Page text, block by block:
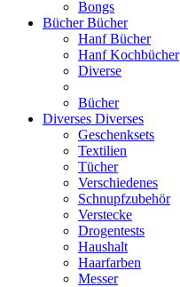
Bongs
BücherBücher
Hanf Bücher
Hanf Kochbücher
Diverse
Bücher
Diverses Diverses
Geschenksets
Textilien
Tücher
Verschiedenes
Schnupfzubehör
Verstecke
Drogentests
Haushalt
Haarfarben
Messer